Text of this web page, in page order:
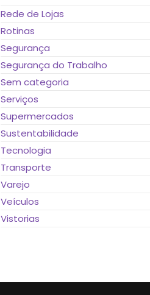
Rede de Lojas
Rotinas
Segurança
Segurança do Trabalho
Sem categoria
Serviços
Supermercados
Sustentabilidade
Tecnologia
Transporte
Varejo
Veículos
Vistorias